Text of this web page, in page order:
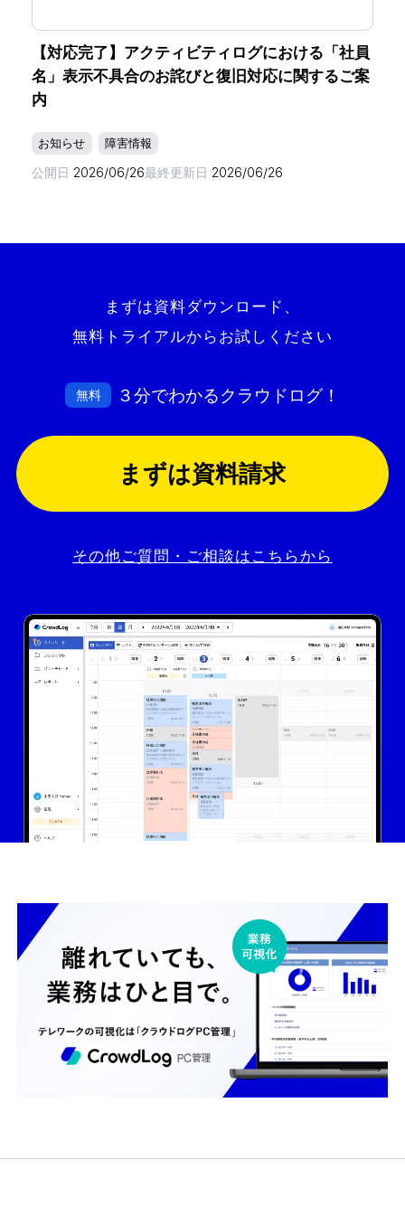
【対応完了】アクティビティログにおける「社員
名」表示不具合のお詫びと復旧対応に関するご案
内
お知らせ 障害情報
公開日 2026/06/26最終更新日 2026/06/26
まずは資料ダウンロード、
無料トライアルからお試しください
無料 ３分でわかるクラウドログ！
まずは資料請求
その他ご質問・ご相談はこちらから